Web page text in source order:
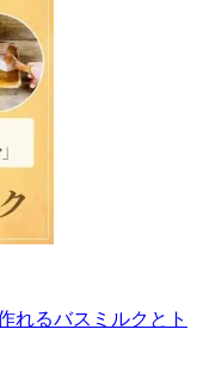
れるバスミルクとト